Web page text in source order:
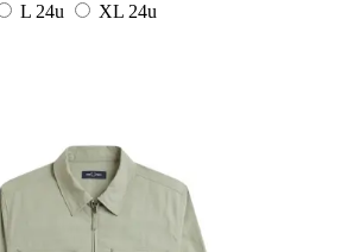
L 24u XL 24u